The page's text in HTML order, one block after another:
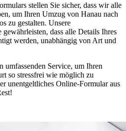
stellen Sie sicher, dass wir alle
um Ihren Umzug von Hanau nach
zu gestalten. Unsere
gewährleisten, dass alle Details Ihres
werden, unabhängig von Art und
umfassenden Service, um Ihren
so stressfrei wie möglich zu
unentgeltliches Online-Formular aus